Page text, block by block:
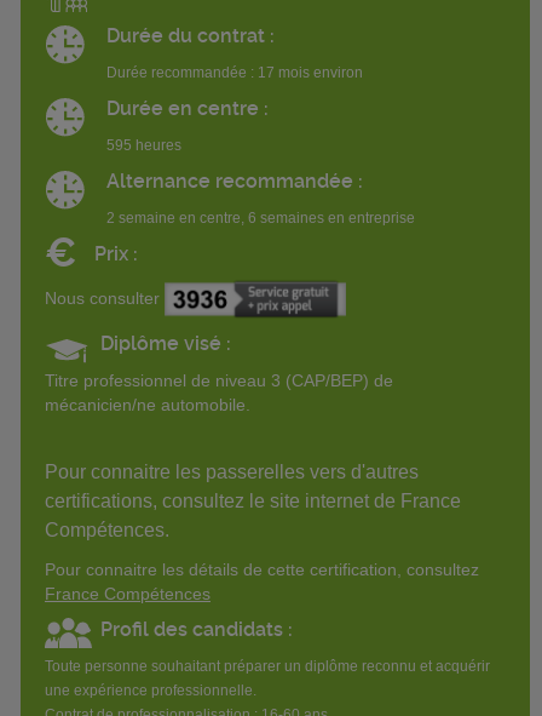
Durée du contrat :
Durée recommandée : 17 mois environ
Durée en centre :
595 heures
Alternance recommandée :
2 semaine en centre, 6 semaines en entreprise
€ Prix :
Nous consulter
Diplôme visé :
Titre professionnel de niveau 3 (CAP/BEP) de
mécanicien/ne automobile.
Pour connaitre les passerelles vers d'autres
certifications, consultez le site internet de France
Compétences.
Pour connaitre les détails de cette certification, consultez
France Compétences
Profil des candidats :
Toute personne souhaitant préparer un diplôme reconnu et acquérir
une expérience professionnelle.